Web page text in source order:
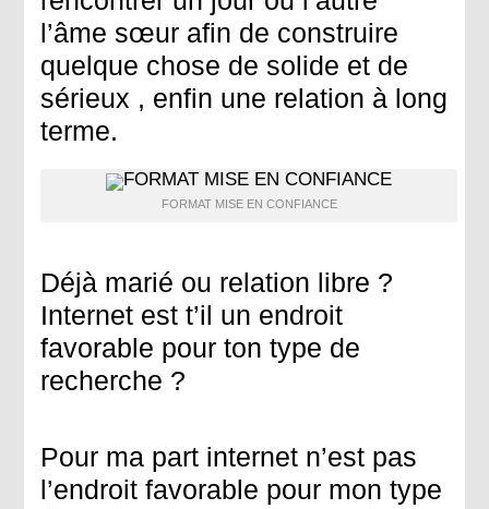
l’âme sœur afin de construire
quelque chose de solide et de
sérieux , enfin une relation à long
terme.
FORMAT MISE EN CONFIANCE
Déjà marié ou relation libre ?
Internet est t’il un endroit
favorable pour ton type de
recherche ?
Pour ma part internet n’est pas
l’endroit favorable pour mon type